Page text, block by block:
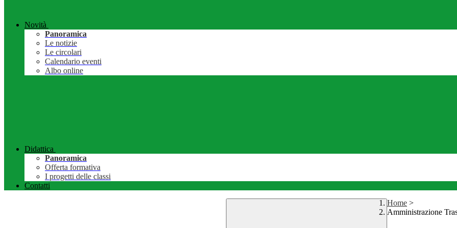
Novità
Panoramica
Le notizie
Le circolari
Calendario eventi
Albo online
Didattica
Panoramica
Offerta formativa
I progetti delle classi
Contatti
Home >
Amministrazione